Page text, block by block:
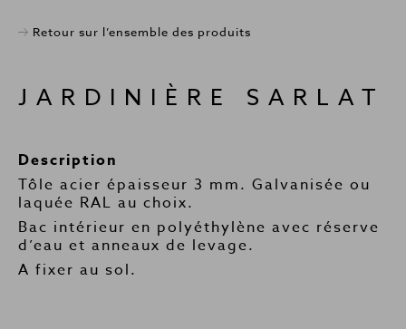
Retour sur l’ensemble des produits
JARDINIÈRE SARLAT
Description
Tôle acier épaisseur 3 mm. Galvanisée ou
laquée RAL au choix.
Bac intérieur en polyéthylène avec réserve
d’eau et anneaux de levage.
A fixer au sol.